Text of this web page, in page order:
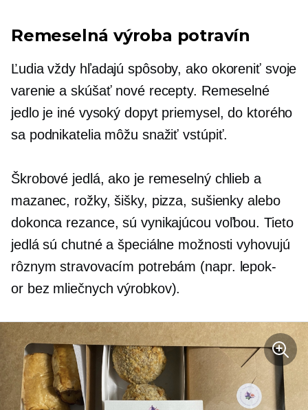
Remeselná výroba potravín
Ľudia vždy hľadajú spôsoby, ako okoreniť svoje
varenie a skúšať nové recepty. Remeselné
jedlo je iné vysoký dopytpriemysel, do ktorého
sa podnikatelia môžu snažiť vstúpiť.
Škrobové jedlá, ako je remeselný chlieb a
mazanec, rožky, šišky, pizza, sušienky alebo
dokonca rezance, sú vynikajúcou voľbou. Tieto
jedlá sú chutné a špeciálne možnosti vyhovujú
rôznym stravovacím potrebám (napr. lepok-
or bez mliečnych výrobkov).